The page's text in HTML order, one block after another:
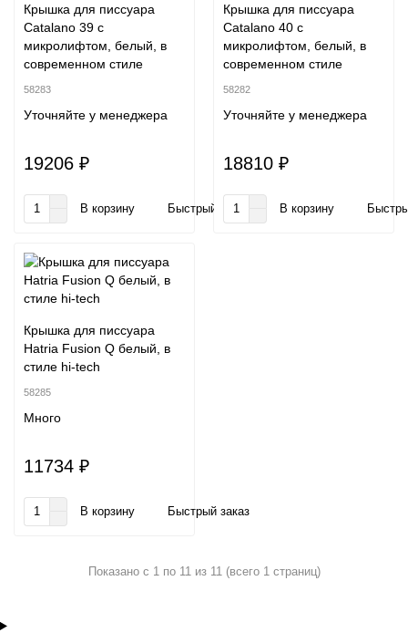
Крышка для писсуара
Catalano 39 с
микролифтом, белый, в
современном стиле
58283
Уточняйте у менеджера
19206 ₽
В корзину Быстрый заказ
Крышка для писсуара
Catalano 40 с
микролифтом, белый, в
современном стиле
58282
Уточняйте у менеджера
18810 ₽
В корзину
Крышка для писсуара
Hatria Fusion Q белый, в
стиле hi-tech
58285
Много
11734 ₽
В корзину Быстрый заказ
Показано с 1 по 11 из 11 (всего 1 страниц)